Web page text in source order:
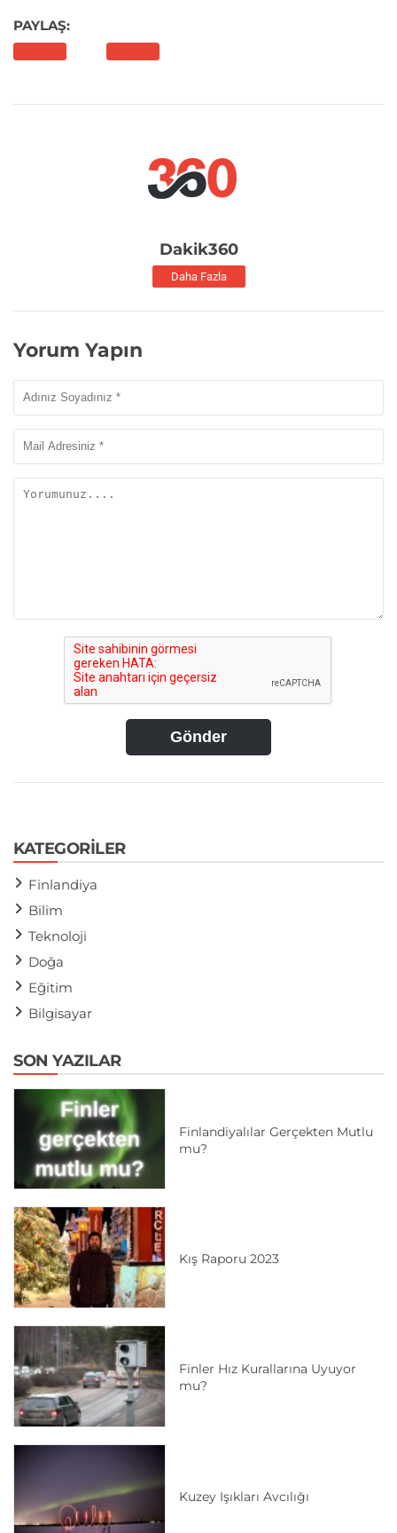
PAYLAŞ:
Dakik360
Daha Fazla
Yorum Yapın
Gönder
KATEGORILER
Finlandiya
Bilim
Teknoloji
Doğa
Eğitim
Bilgisayar
SON YAZILAR
Finlandiyalılar Gerçekten Mutlu
mu?
Kış Raporu 2023
Finler Hız Kurallarına Uyuyor
mu?
Kuzey Işıkları Avcılığı